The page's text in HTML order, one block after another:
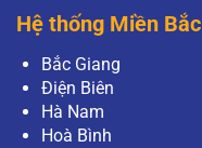
Hệ thống Miền Bắc
Bắc Giang
Điện Biên
Hà Nam
Hoà Bình